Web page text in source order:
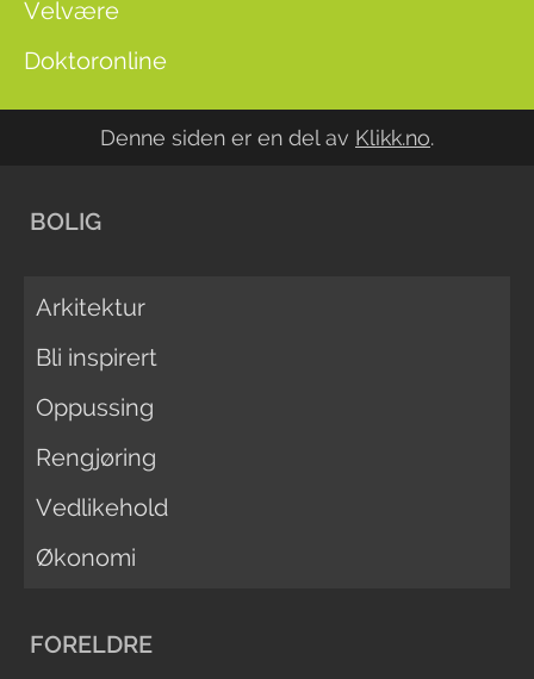
Velvære
Doktoronline
Denne siden er en del av Klikk.no.
BOLIG
Arkitektur
Bli inspirert
Oppussing
Rengjøring
Vedlikehold
Økonomi
FORELDRE